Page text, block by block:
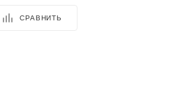
СРАВНИТЬ